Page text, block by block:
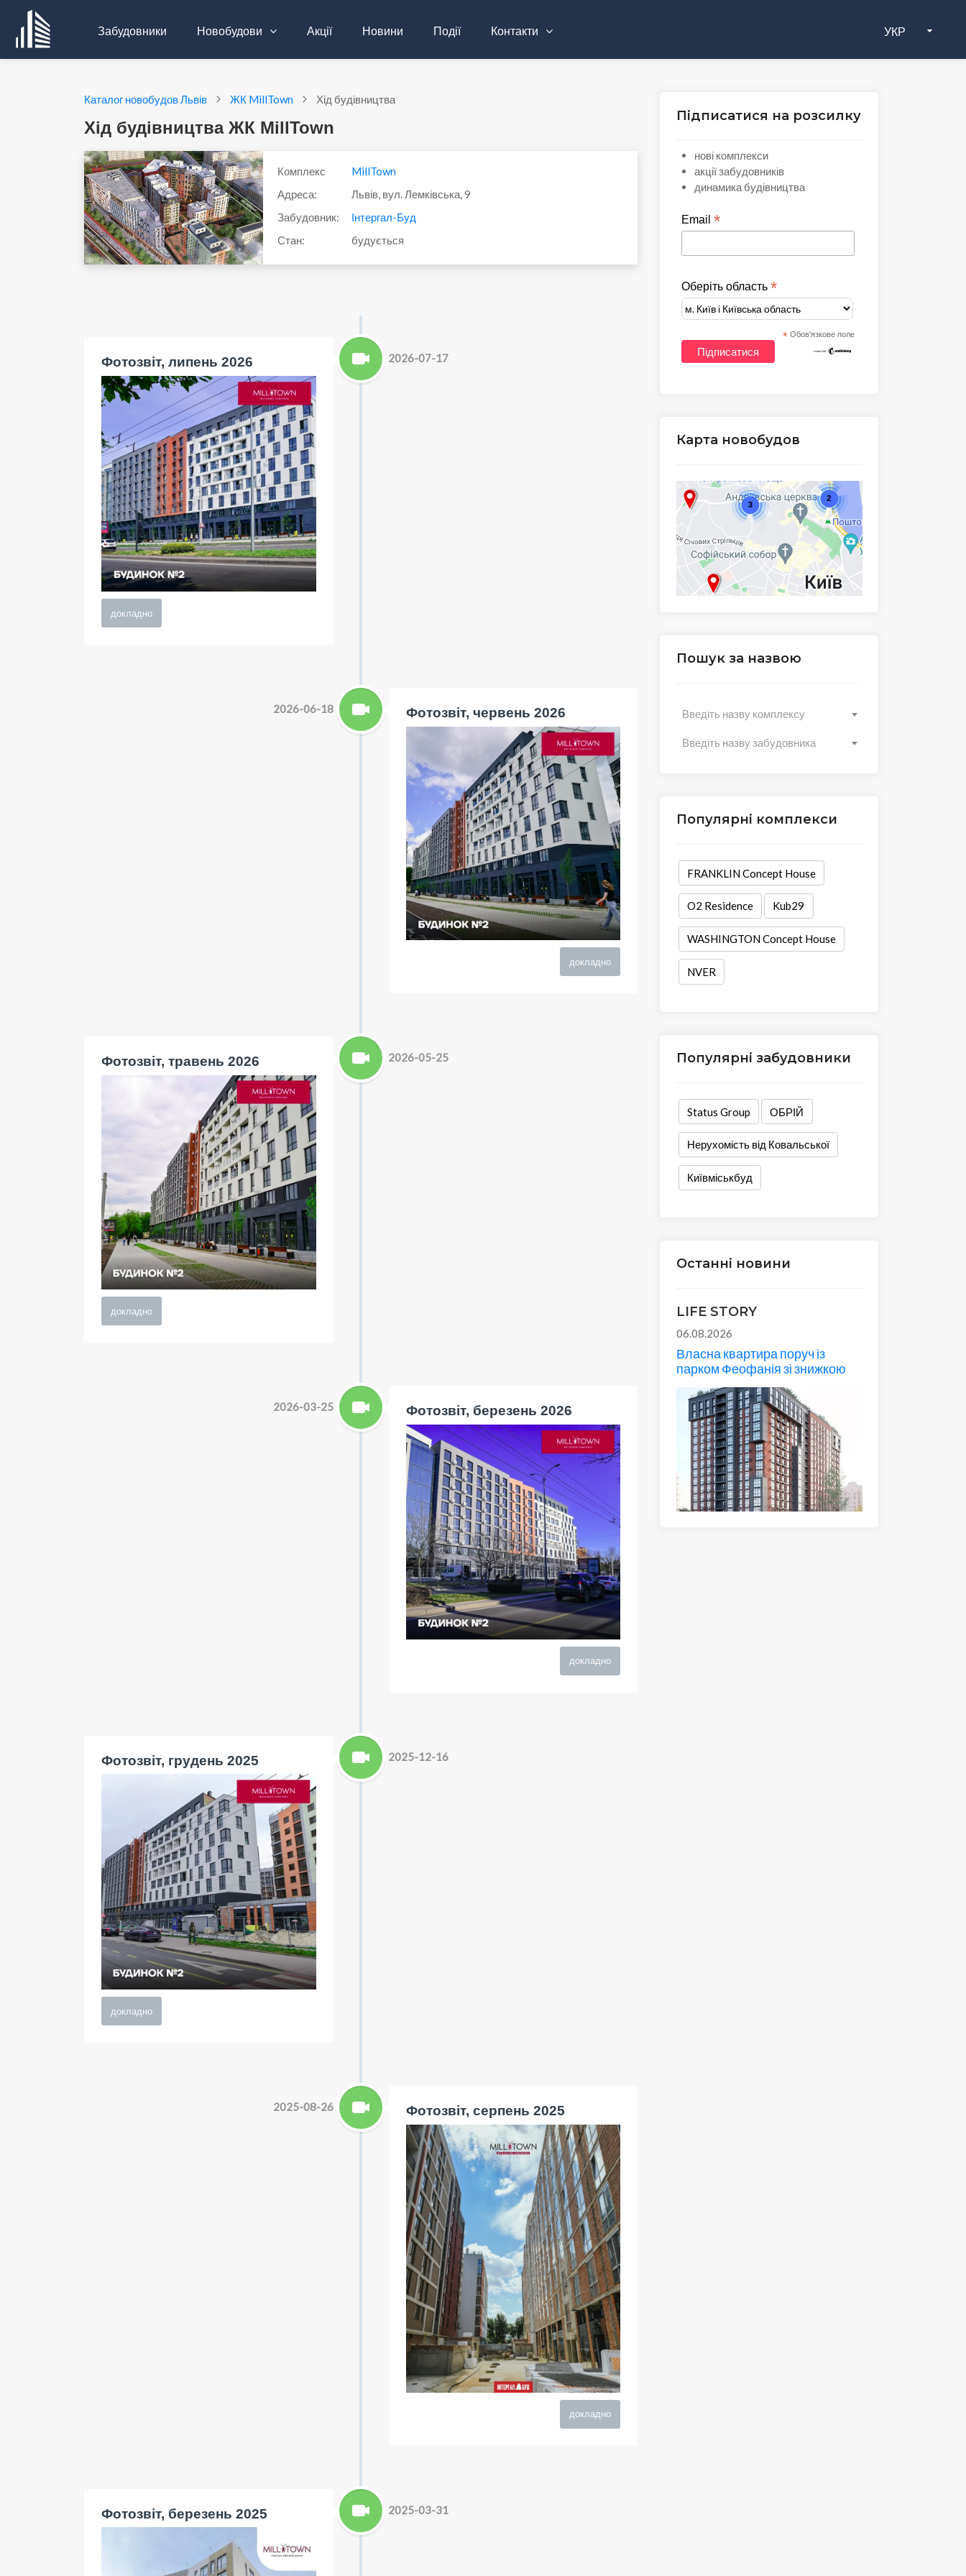
Забудовники Новобудови Акції Новини Події Контакти УКР
Каталог новобудов Львів ЖК MillTown Хід будівництва
Хід будівництва ЖК MillTown
Комплекс
MillTown
Адреса:
Львів, вул. Лемківська, 9
Забудовник:
Інтергал-Буд
Стан:
будується
Фотозвіт, липень 2026
докладно
2026-07-17
Фотозвіт, червень 2026
докладно
2026-06-18
Фотозвіт, травень 2026
докладно
2026-05-25
Фотозвіт, березень 2026
докладно
2026-03-25
Фотозвіт, грудень 2025
докладно
2025-12-16
Фотозвіт, серпень 2025
докладно
2025-08-26
Фотозвіт, березень 2025 2025-03-31
Підписатися на розсилку
нові комплекси
акції забудовників
динамика будівництва
Email*
Оберіть область*
* Обов'язкове поле
Карта новобудов
Пошук за назвою
Введіть назву комплексу
Введіть назву забудовника
Популярні комплекси
FRANKLIN Concept House
O2 Residence Kub29
WASHINGTON Concept House
NVER
Популярні забудовники
Status Group ОБРІЙ
Нерухомість від Ковальської
Київміськбуд
Останні новини
LIFE STORY
06.08.2026
Власна квартира поруч із
парком Феофанія зі знижкою